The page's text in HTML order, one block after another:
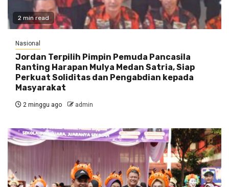
2 min read
Nasional
Jordan Terpilih Pimpin Pemuda Pancasila
Ranting Harapan Mulya Medan Satria, Siap
Perkuat Soliditas dan Pengabdian kepada
Masyarakat
2 minggu ago admin